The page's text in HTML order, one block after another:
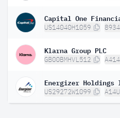
Capital One
US14040H1059
Klarna Group PLC
GB00BMHVL512
Energizer Holdings
US29272W1099